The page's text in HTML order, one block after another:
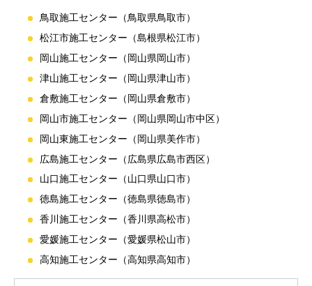
鳥取施工センター（鳥取県鳥取市）
松江市施工センター（島根県松江市）
岡山施工センター（岡山県岡山市）
津山施工センター（岡山県津山市）
倉敷施工センター（岡山県倉敷市）
岡山市施工センター（岡山県岡山市中区）
岡山東施工センター（岡山県美作市）
広島施工センター（広島県広島市西区）
山口施工センター（山口県山口市）
徳島施工センター（徳島県徳島市）
香川施工センター（香川県高松市）
愛媛施工センター（愛媛県松山市）
高知施工センター（高知県高知市）